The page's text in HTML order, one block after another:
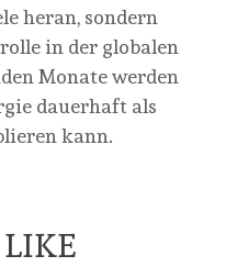
heran, sondern
in der globalen
Monate werden
dauerhaft als
kann.